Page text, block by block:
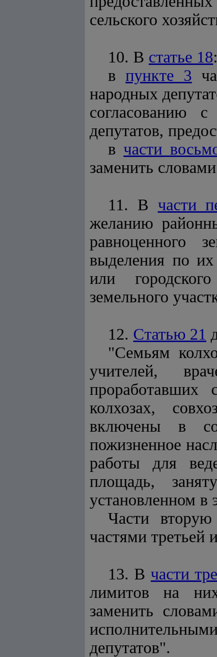
сельского
10. В статье 18:
впункте 3
народных
согласованию
депутатов,
в части
заменить
11. В части
желанию
равноценного
выделения по
или
земельного
12. Статью 21
"Семьям
учителей,
колхозах,
включены в
пожизненное
работы для
площадь,
установленном в
Части вторую
частями третьей
13. Вчасти
лимитов на
заменить
депутатов".